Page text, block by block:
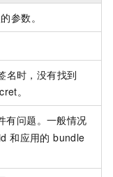
参数。
名时，没有找到
。
有问题。一般情况
和应用的 bundle